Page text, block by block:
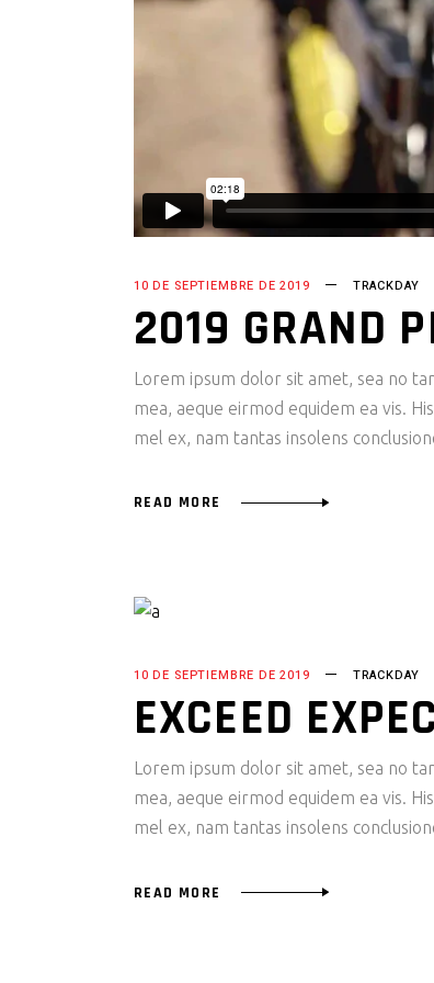
10 DE SEPTIEMBRE DE 2019 TRACKDAY
2019 GRAND
Lorem ipsum dolor sit amet, sea no
mea, aeque eirmod equidem ea vis.
mel ex, nam tantas insolens
READ MORE
10 DE SEPTIEMBRE DE 2019 TRACKDAY
EXCEED
Lorem ipsum dolor sit amet, sea no
mea, aeque eirmod equidem ea vis.
mel ex, nam tantas insolens
READ MORE